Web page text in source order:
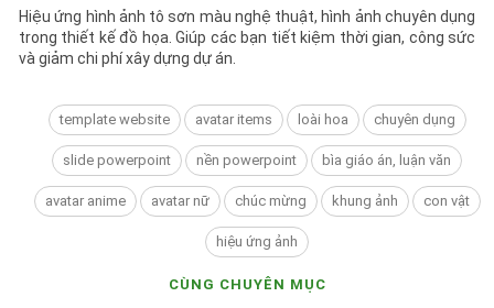
Hiệu ứng hình ảnh tô sơn màu nghệ thuật, hình ảnh chuyên dụng
trong thiết kế đồ họa. Giúp các bạn tiết kiệm thời gian, công sức
và giảm chi phí xây dựng dự án.
template website avatar items loài hoa chuyên dụng
slide powerpoint nền powerpoint bìa giáo án, luận văn
avatar anime avatar nữ chúc mừng khung ảnh con vật
hiệu ứng ảnh
CÙNG CHUYÊN MỤC